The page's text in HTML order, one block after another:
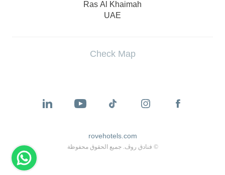
Ras Al Khaimah
UAE
Check Map
rovehotels.com
© فنادق روڤ. جميع الحقوق محفوظة